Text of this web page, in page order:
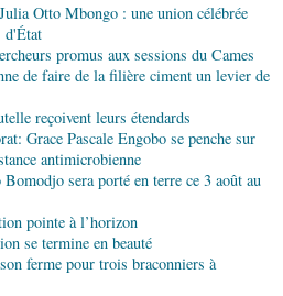
enseignants-chercheurs
du Cames
: des formateurs en
à l'honneur
Otto Mbongo : une union célébrée
d'État
promus aux sessions du Cames
de faire de la filière ciment un levier de
reçoivent leurs étendards
Grace Pascale Engobo se penche sur
antimicrobienne
sera porté en terre ce 3 août au
pointe à l’horizon
se termine en beauté
ferme pour trois braconniers à